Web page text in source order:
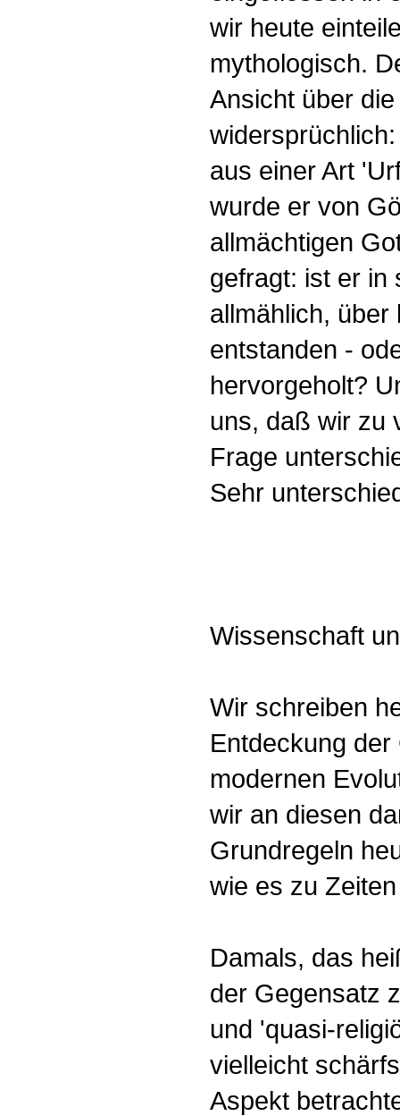
wir heute
mythologisch.
Ansicht über
aus einer Art
wurde er von
allmächtigen
gefragt: ist er in
allmählich, über
entstanden -
hervorgeholt?
uns, daß wir zu
Frage
Sehr
Wissenschaft
Wir schreiben
Entdeckung
modernen
wir an diesen
Grundregeln
wie es zu
Damals, das
der Gegensatz
und 'quasi-
vielleicht
Aspekt